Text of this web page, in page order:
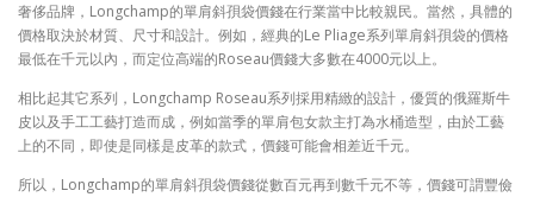
奢侈品牌，Longchamp的單肩斜孭袋價錢在行業當中比較親民。當然，具體的
價格取決於材質、尺寸和設計。例如，經典的Le Pliage系列單肩斜孭袋的價格
最低在千元以內，而定位高端的Roseau價錢大多數在4000元以上。
相比起其它系列，Longchamp Roseau系列採用精緻的設計，優質的俄羅斯牛
皮以及手工工藝打造而成，例如當季的單肩包女款主打為水桶造型，由於工藝
上的不同，即使是同樣是皮革的款式，價錢可能會相差近千元。
所以，Longchamp的單肩斜孭袋價錢從數百元再到數千元不等，價錢可謂豐儉